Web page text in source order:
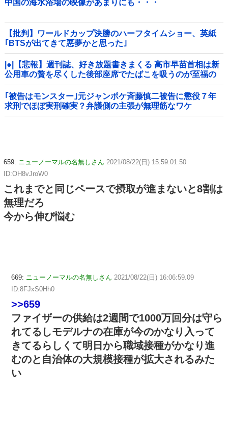
中国の海水浴場の映像があまりにも・・・
【批判】ワールドカップ決勝のハーフタイムショー、英紙
｢BTSが出てきて悪夢かと思った｣
|●|【悲報】週刊誌、好き放題書きまくる 高市早苗首相は新
公用車の贅を尽くした後部座席でたばこを吸うのが至福の
時間「どんどん延びる乗車時間」
｢被告はモンスター｣元ジャンポケ斉藤慎二被告に懲役７年
求刑でほぼ実刑確実？弁護側の主張が無理筋なワケ
659: ニューノーマルの名無しさん 2021/08/22(日) 15:59:01.50
ID:OH8vJroW0
これまでと同じペースで摂取が進まないと8割は
無理だろ
今から伸び悩む
669: ニューノーマルの名無しさん 2021/08/22(日) 16:06:59.09
ID:8FJxS0Hh0
>>659
ファイザーの供給は2週間で1000万回分は守ら
れてるしモデルナの在庫が今のかなり入って
きてるらしくて明日から職域接種がかなり進
むのと自治体の大規模接種が拡大されるみた
い